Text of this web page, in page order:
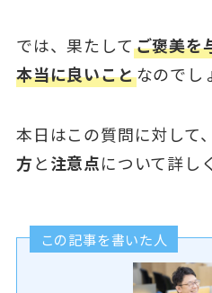
では、果たしてご褒美を
本当に良いことなのでし
本日はこの質問に対して
方と注意点について詳し
この記事を書いた人